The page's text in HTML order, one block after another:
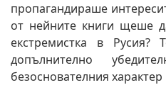
пропагандираше
от нейните книги щеше
екстремистка в Русия?
допълнително
безоснователния